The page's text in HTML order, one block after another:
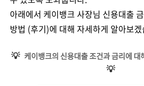
아래에서 케이뱅크 사장님 신용대출
방법 (후기)에 대해 자세하게 알아보
💡 케이뱅크의 신용대출 조건과 금리에
💡